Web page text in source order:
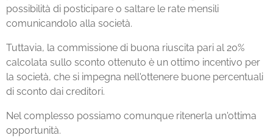
possibilità di posticipare o saltare le rate mensili
comunicandolo alla società.
Tuttavia, la commissione di buona riuscita pari al 20%
calcolata sullo sconto ottenuto è un ottimo incentivo per
la società, che si impegna nell'ottenere buone percentuali
di sconto dai creditori.
Nel complesso possiamo comunque ritenerla un'ottima
opportunità.